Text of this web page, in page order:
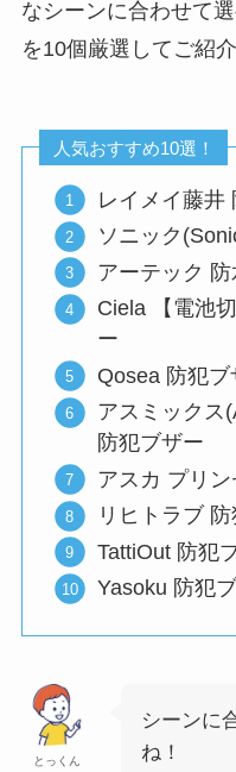
なシーンに合わせて
を10個厳選してご紹
人気おすすめ10選！
レイメイ藤井
ソニック
アーテック
Ciela 【電池
ー
Qosea 防犯ブ
アスミックス
防犯ブザー
アスカ プリ
リヒトラブ
TattiOut 防犯
Yasoku 防犯
とっくん
シーンに
ね！